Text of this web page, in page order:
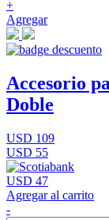
+
Agregar
Accesorio
Doble
USD 109
USD 55
USD 47
Agregar al carrito
-